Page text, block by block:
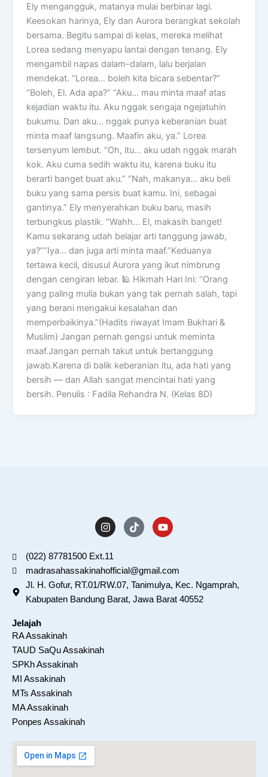
Ely mengangguk, matanya mulai berbinar lagi.
Keesokan harinya, Ely dan Aurora berangkat sekolah
bersama. Begitu sampai di kelas, mereka melihat
Lorea sedang menyapu lantai dengan tenang. Ely
mengambil napas dalam-dalam, lalu berjalan
mendekat. “Lorea… boleh kita bicara sebentar?”
“Boleh, El. Ada apa?” “Aku… mau minta maaf atas
kejadian waktu itu. Aku nggak sengaja ngejatuhin
bukumu. Dan aku… nggak punya keberanian buat
minta maaf langsung. Maafin aku, ya.” Lorea
tersenyum lembut. “Oh, itu… aku udah nggak marah
kok. Aku cuma sedih waktu itu, karena buku itu
berarti banget buat aku.” “Nah, makanya… aku beli
buku yang sama persis buat kamu. Ini, sebagai
gantinya.” Ely menyerahkan buku baru, masih
terbungkus plastik. “Wahh… El, makasih banget!
Kamu sekarang udah belajar arti tanggung jawab,
ya?”“Iya… dan juga arti minta maaf.”Keduanya
tertawa kecil, disusul Aurora yang ikut nimbrung
dengan cengiran lebar. 🕌 Hikmah Hari Ini: “Orang
yang paling mulia bukan yang tak pernah salah, tapi
yang berani mengakui kesalahan dan
memperbaikinya.”(Hadits riwayat Imam Bukhari &
Muslim) Jangan pernah gengsi untuk meminta
maaf.Jangan pernah takut untuk bertanggung
jawab.Karena di balik keberanian itu, ada hati yang
bersih — dan Allah sangat mencintai hati yang
bersih. Penulis : Fadila Rehandra N. (Kelas 8D)
I
n
t
a
g
r
m
T
i
k
Y
o
b
e
(022) 87781500 Ext.11
madrasahassakinahofficial@gmail.com
Jl. H. Gofur, RT.01/RW.07, Tanimulya, Kec. Ngamprah,
Kabupaten Bandung Barat, Jawa Barat 40552
Jelajah
RA Assakinah
TAUD SaQu Assakinah
SPKh Assakinah
MI Assakinah
MTs Assakinah
MA Assakinah
Ponpes Assakinah